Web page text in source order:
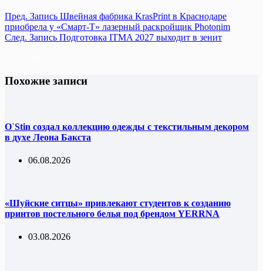
Пред. Запись Швейная фабрика KrasPrint в Краснодаре
приобрела у «Смарт-Т» лазерный раскройщик Photonim
След. Запись Подготовка ITMA 2027 выходит в зенит
Похожие записи
O`Stin создал коллекцию одежды с текстильным декором
в духе Леона Бакста
06.08.2026
«Шуйские ситцы» привлекают студентов к созданию
принтов постельного белья под брендом YERRNA
03.08.2026